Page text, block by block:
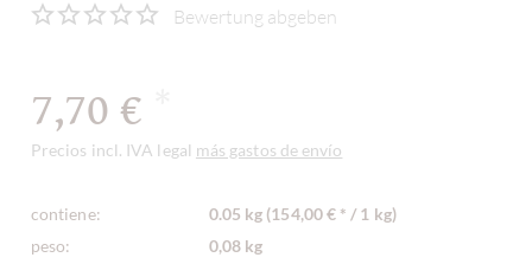
Bewertung abgeben
7,70 €
Precios incl. IVA legal más gastos de envío
contiene:
0.05 kg (154,00 € * / 1 kg)
peso:
0,08 kg